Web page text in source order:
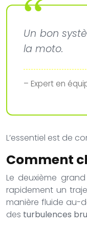
Un bon
la moto.
– Expert en
L’essentiel est de
Comment
Le deuxième
rapidement un
manière fluide au-
des turbulences